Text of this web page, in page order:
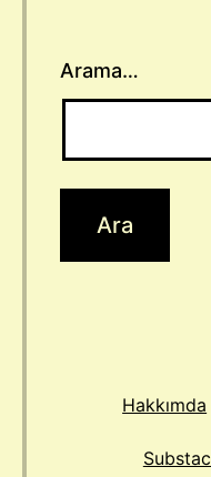
Arama…
Hakkımda